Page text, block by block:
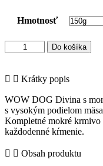
Hmotnosť
množstvo
WOW
Divina
morskými
riasami
–
divinová
pre
Do košíka
Krátky popis
WOW DOG Divina s
s vysokým podielom
Kompletné mokré krmivo
každodenné kŕmenie.
Obsah produktu